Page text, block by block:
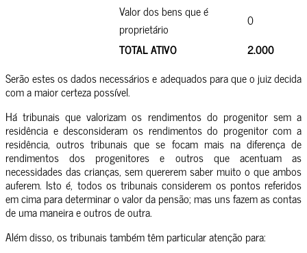
Valor dos bens que é
proprietário
0
TOTAL ATIVO
2.000
Serão estes os dados necessários e adequados para que o juiz decida
com a maior certeza possível.
Há tribunais que valorizam os rendimentos do progenitor sem a
residência e desconsideram os rendimentos do progenitor com a
residência, outros tribunais que se focam mais na diferença de
rendimentos dos progenitores e outros que acentuam as
necessidades das crianças, sem quererem saber muito o que ambos
auferem. Isto é, todos os tribunais considerem os pontos referidos
em cima para determinar o valor da pensão; mas uns fazem as contas
de uma maneira e outros de outra.
Além disso, os tribunais também têm particular atenção para: